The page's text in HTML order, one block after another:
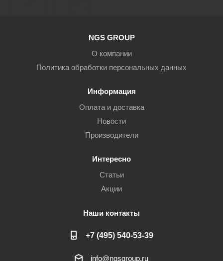
NGS GROUP
О компании
Политика обработки персональных данных
Информация
Оплата и доставка
Новости
Производители
Интересно
Статьи
Акции
Наши контакты
+7 (495) 540-53-39
info@ngsgroup.ru